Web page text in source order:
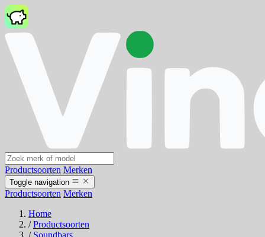
Productsoorten Merken
Toggle navigation
Productsoorten Merken
Home
/ Productsoorten